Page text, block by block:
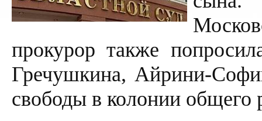
прокурор также
Гречушкина, Айрини-
свободы в колонии